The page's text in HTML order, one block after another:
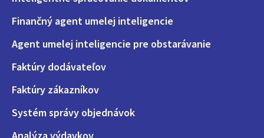
Finančný agent umelej inteligencie
Agent umelej inteligencie pre obstarávanie
Faktúry dodávateľov
Faktúry zákazníkov
Systém správy objednávok
Analýza výdavkov